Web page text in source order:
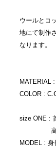
ウールとコ
地にて制作
なります。
MATERIAL
COLOR :
size ONE :
高さ
MODEL :